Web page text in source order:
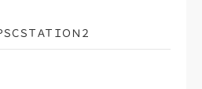
ＳＴＡＴＩＯＮ２